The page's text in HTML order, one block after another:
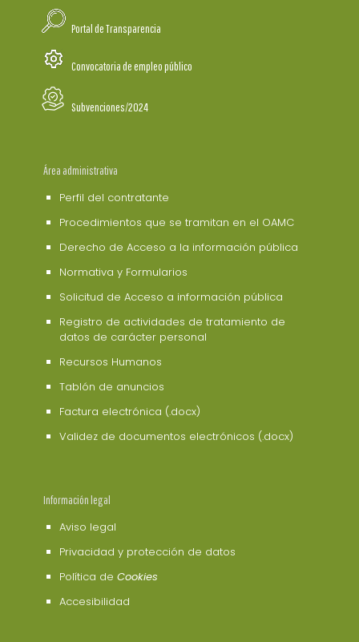
Portal de Transparencia
Convocatoria de empleo público
Subvenciones/2024
Área administrativa
Perfil del contratante
Procedimientos que se tramitan en el OAMC
Derecho de Acceso a la información pública
Normativa y Formularios
Solicitud de Acceso a información pública
Registro de actividades de tratamiento de
datos de carácter personal
Recursos Humanos
Tablón de anuncios
Factura electrónica (.docx)
Validez de documentos electrónicos (.docx)
Información legal
Aviso legal
Privacidad y protección de datos
Política de Cookies
Accesibilidad